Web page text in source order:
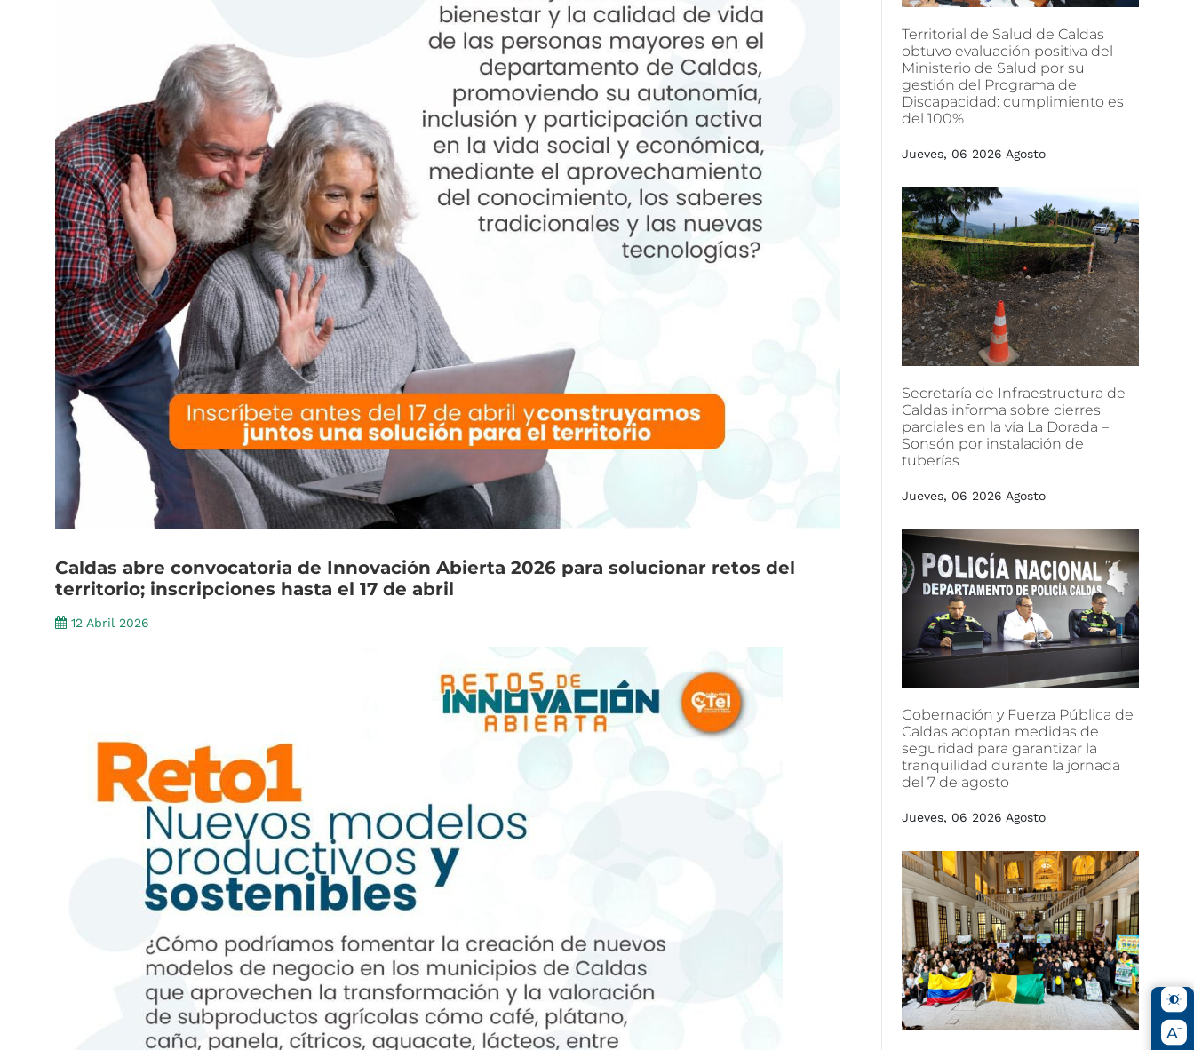
Caldas abre convocatoria de Innovación Abierta 2026 para solucionar retos del
territorio; inscripciones hasta el 17 de abril
12 Abril 2026
Territorial de Salud de Caldas
obtuvo evaluación positiva del
Ministerio de Salud por su
gestión del Programa de
Discapacidad: cumplimiento es
del 100%
Jueves, 06 2026 Agosto
Secretaría de Infraestructura de
Caldas informa sobre cierres
parciales en la vía La Dorada –
Sonsón por instalación de
tuberías
Jueves, 06 2026 Agosto
Gobernación y Fuerza Pública de
Caldas adoptan medidas de
seguridad para garantizar la
tranquilidad durante la jornada
del 7 de agosto
Jueves, 06 2026 Agosto